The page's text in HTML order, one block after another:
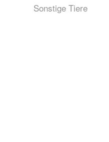
Sonstige Tiere